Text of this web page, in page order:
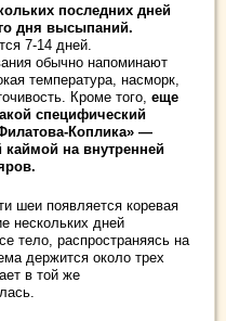
последних дней
дня высыпаний.
7-14 дней.
обычно напоминают
температура, насморк,
Кроме того, еще
специфический
Коплика» —
каймой на внутренней
шеи появляется коревая
нескольких дней
тело, распространяясь на
держится около трех
в той же